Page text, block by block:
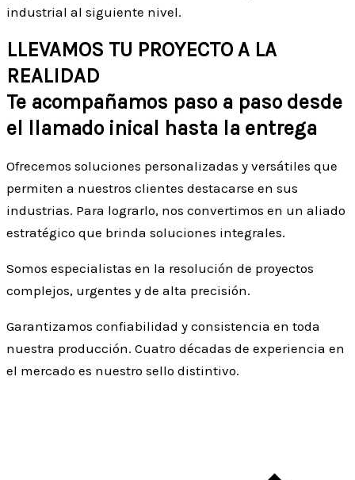
industrial al siguiente nivel.
LLEVAMOS TU PROYECTO A LA
REALIDAD​​
Te acompañamos paso a paso desde
el llamado inical hasta la entrega
Ofrecemos soluciones personalizadas y versátiles que
permiten a nuestros clientes destacarse en sus
industrias. Para lograrlo, nos convertimos en un aliado
estratégico que brinda soluciones integrales.
Somos especialistas en la resolución de proyectos
complejos, urgentes y de alta precisión.
Garantizamos confiabilidad y consistencia en toda
nuestra producción. Cuatro décadas de experiencia en
el mercado es nuestro sello distintivo.